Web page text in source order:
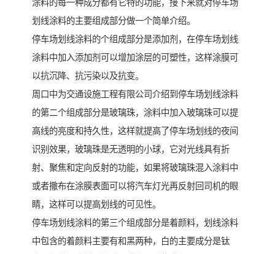
涂料的每一种成分都有它特的功能，接下来就对停车场
划线涂料的主要组成部分做一个简单介绍。
停车场划线涂料的个组成部分是添加剂，在停车场划线
涂料中加入添加剂可以增加涂层的可塑性，这样涂膜可
以抗沉降、抗污染以及抗变。
周口中为交通设施工程有限公司介绍到停车场划线涂料
的第二个组成部分是玻璃珠，涂料中加入玻璃珠可以提
高线的亮度和持久性，这样就提高了停车场划线的夜间
识别效果，玻璃珠是无透明的小球，它对光线具有折
射、聚焦和定向反射的功能，如果将玻璃珠混入涂料中
或者撒布在涂膜表面可以将汽车灯光再反射回司机的眼
睛，这样可以提高划线的可见性。
停车场划线涂料的第三个组成部分是着颜料，划线涂料
中包含的着颜料主要有和黑两种，白的主要成分是钛